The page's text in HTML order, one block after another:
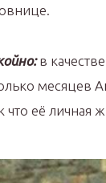
в
месяцев
её личная